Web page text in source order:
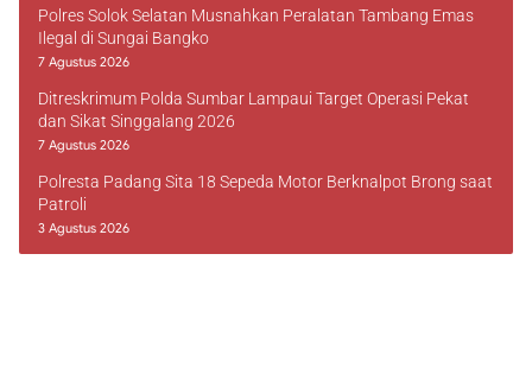
Polres Solok Selatan Musnahkan Peralatan Tambang Emas
Ilegal di Sungai Bangko
7 Agustus 2026
Ditreskrimum Polda Sumbar Lampaui Target Operasi Pekat
dan Sikat Singgalang 2026
7 Agustus 2026
Polresta Padang Sita 18 Sepeda Motor Berknalpot Brong saat
Patroli
3 Agustus 2026